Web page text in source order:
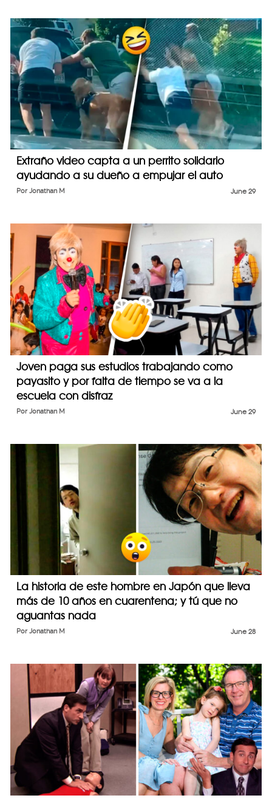
Extraño video capta a un perrito solidario
ayudando a su dueño a empujar el auto
June 29
Por Jonathan M
Joven paga sus estudios trabajando como
payasito y por falta de tiempo se va a la
escuela con disfraz
June 29
Por Jonathan M
La historia de este hombre en Japón que lleva
más de 10 años en cuarentena; y tú que no
aguantas nada
June 28
Por Jonathan M